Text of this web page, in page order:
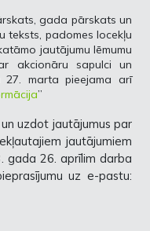
gada pārskats un
teksts, padomes locekļu
jautājumu lēmumu
akcionāru sapulci un
marta pieejama arī
”
uzdot jautājumus par
jautājumiem
gada 26. aprīlim darba
uz e-pastu: